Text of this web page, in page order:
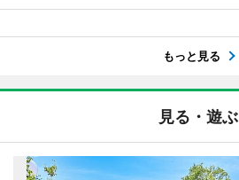
もっと見る
見る・遊ぶ